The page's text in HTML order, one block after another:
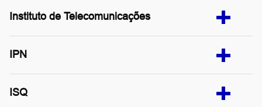
Instituto de Telecomunicações
IPN
ISQ